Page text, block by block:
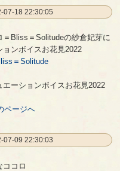
07-18 22:30:05
るシチュエーションボイスお花見2022
＝Bliss＝Solitudeの紗倉妃芽に
ョンボイスお花見2022
＝Solitude
ーションボイスお花見2022
ページへ
07-09 22:30:03
ココロ